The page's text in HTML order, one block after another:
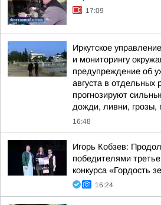
17:09
Иркутское
и мониторингу
предупреждение об
августа в отдельных
прогнозируют
дожди, ливни, грозы,
16:48
Игорь Кобзев:
победителями
конкурса «Гордость
16:24